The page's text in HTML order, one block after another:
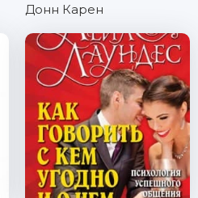
Донн Карен